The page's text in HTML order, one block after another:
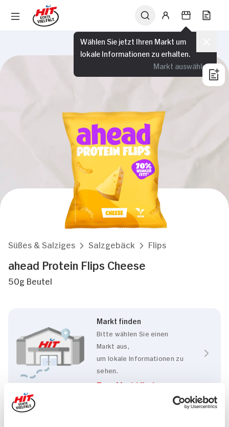
Wählen Sie jetzt Ihren Markt um
lokale Informationen zu erhalten.
Markt auswählen
Süßes & Salziges Salzgebäck Flips
ahead Protein Flips Cheese
50g Beutel
Markt finden
Bitte wählen Sie einen
Markt aus,
um lokale Informationen zu
sehen.
Zum Marktfinder